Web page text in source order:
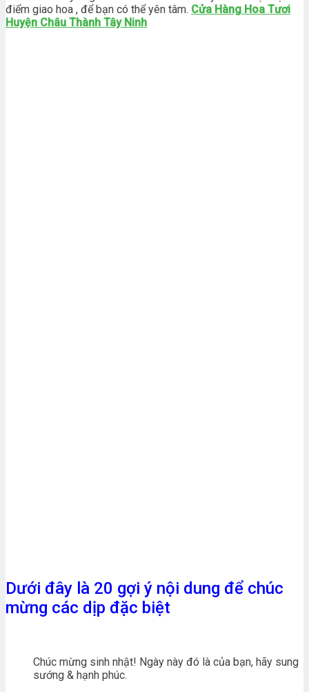
điểm giao hoa , để bạn có thể yên tâm. Cửa Hàng Hoa Tươi
Huyện Châu Thành Tây Ninh
Dưới đây là 20 gợi ý nội dung để chúc
mừng các dịp đặc biệt
Chúc mừng sinh nhật! Ngày này đó là của bạn, hãy sung
sướng & hạnh phúc.